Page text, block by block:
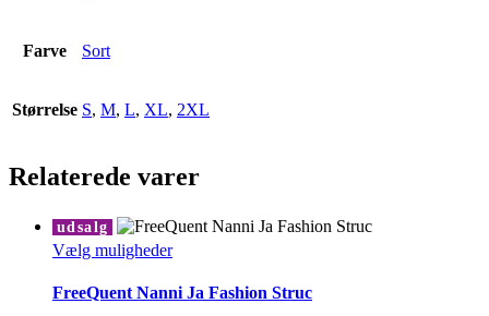
Farve Sort
Størrelse S, M, L, XL, 2XL
Relaterede varer
udsalg
Vælg mulighederDette
har
FreeQuent Nanni Ja Fashion Struc